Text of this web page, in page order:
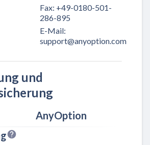
Fax: +49-0180-501-
286-895
E-Mail:
support@anyoption.com
und
AnyOption